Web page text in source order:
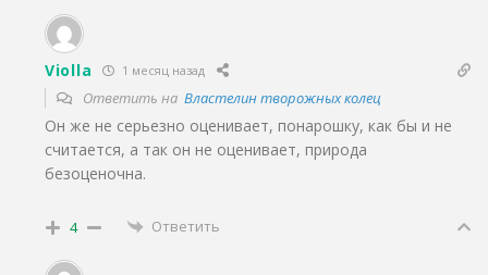
Violla 1 месяц назад
Ответить на Властелин творожных колец
Он же не серьезно оценивает, понарошку, как бы и не
считается, а так он не оценивает, природа
безоценочна.
4 Ответить